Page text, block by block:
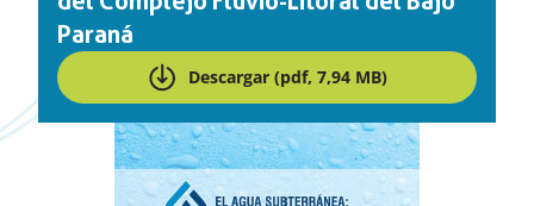
Paraná
Descargar (pdf, 7,94 MB)